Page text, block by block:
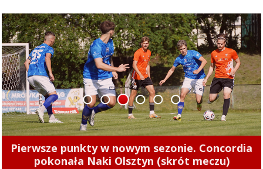
Pierwsze punkty w nowym sezonie. Concordia
pokonała Naki Olsztyn (skrót meczu)
1 2 3 4 5 6